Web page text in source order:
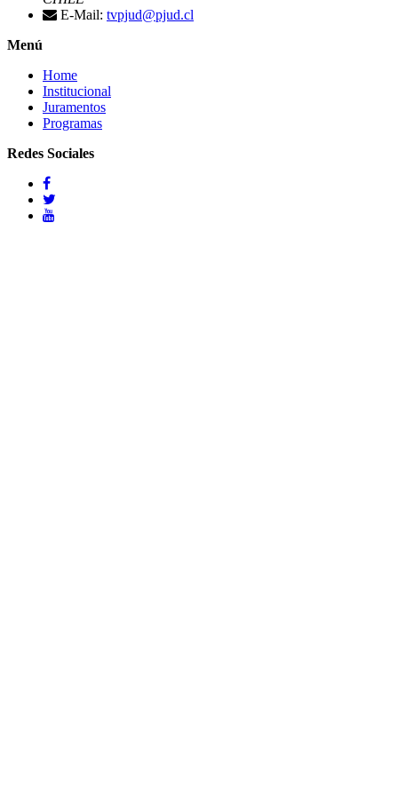
E-Mail: tvpjud@pjud.cl
Menú
Home
Institucional
Juramentos
Programas
Redes Sociales